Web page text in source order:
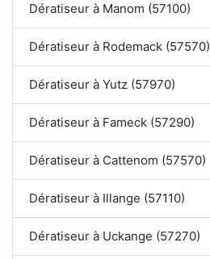
Dératiseur à Manom (57100)
Dératiseur à Rodemack (57570)
Dératiseur à Yutz (57970)
Dératiseur à Fameck (57290)
Dératiseur à Cattenom (57570)
Dératiseur à Illange (57110)
Dératiseur à Uckange (57270)